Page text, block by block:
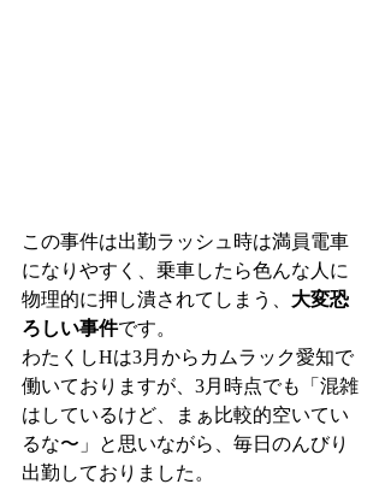
この事件は出勤ラッシュ時は満員電車
になりやすく、乗車したら色んな人に
物理的に押し潰されてしまう、 大変恐
ろしい事件です。
わたくしHは3月からカムラック愛知で
働いておりますが、3月時点でも「混雑
はしているけど、まぁ比較的空いてい
るな〜」と思いながら、毎日のんびり
出勤しておりました。